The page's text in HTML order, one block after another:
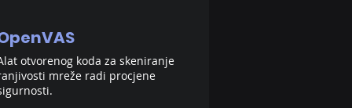
otvorenog koda za skeniranje
mreže radi procjene